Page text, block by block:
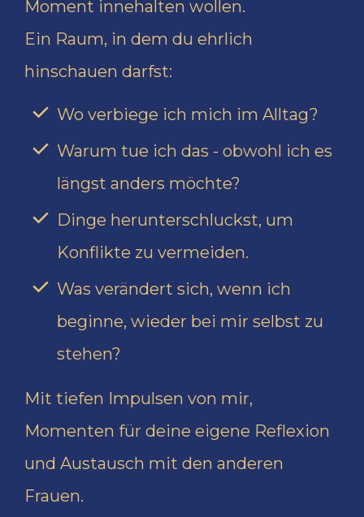
Moment innehalten wollen.
Ein Raum, in dem du ehrlich
hinschauen darfst:
Wo verbiege ich mich im Alltag?
Warum tue ich das - obwohl ich es
längst anders möchte?
Dinge herunterschluckst, um
Konflikte zu vermeiden.
Was verändert sich, wenn ich
beginne, wieder bei mir selbst zu
stehen?
Mit tiefen Impulsen von mir,
Momenten für deine eigene Reflexion
und Austausch mit den anderen
Frauen.